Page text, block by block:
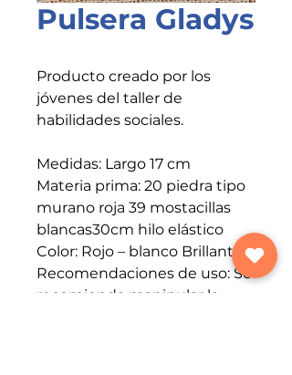
Pulsera Gladys
Producto creado por los
jóvenes del taller de
habilidades sociales.
Medidas: Largo 17 cm
Materia prima: 20 piedra tipo
murano roja 39 mostacillas
blancas30cm hilo elástico
Color: Rojo – blanco Brillante
Recomendaciones de uso:Se
recomienda manipular la